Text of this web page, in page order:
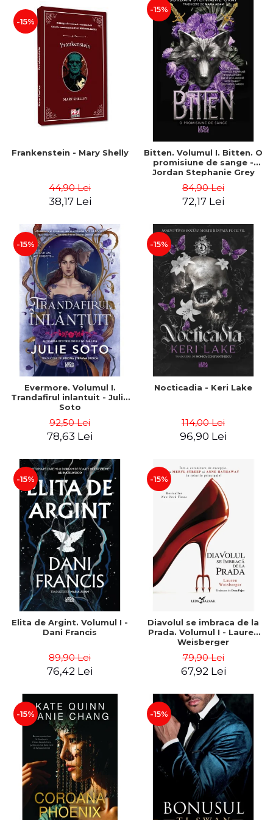
-15%
Frankenstein - Mary Shelly
44,90 Lei
38,17 Lei
-15%
Bitten. Volumul I. Bitten. O
promisiune de sange -
Jordan Stephanie Grey
84,90 Lei
72,17 Lei
-15%
Evermore. Volumul I.
Trandafirul inlantuit - Julie
Soto
92,50 Lei
78,63 Lei
-15%
Nocticadia - Keri Lake
114,00 Lei
96,90 Lei
-15%
Elita de Argint. Volumul I -
Dani Francis
89,90 Lei
76,42 Lei
-15%
Diavolul se imbraca de la
Prada. Volumul I - Lauren
Weisberger
79,90 Lei
67,92 Lei
-15% -15%